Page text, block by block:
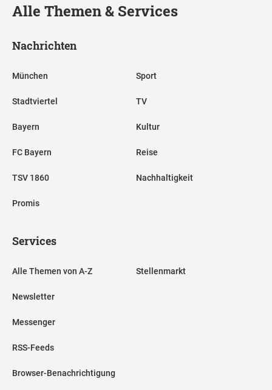
Alle Themen & Services
Nachrichten
München
Stadtviertel
Bayern
FC Bayern
TSV 1860
Promis
Sport
TV
Kultur
Reise
Nachhaltigkeit
Services
Alle Themen von A-Z
Newsletter
Messenger
RSS-Feeds
Browser-Benachrichtigung
Stellenmarkt